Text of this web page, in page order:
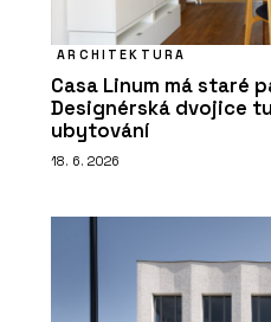
ARCHITEKTURA
Casa Linum má staré
Designérská dvojice
ubytování
18. 6. 2026